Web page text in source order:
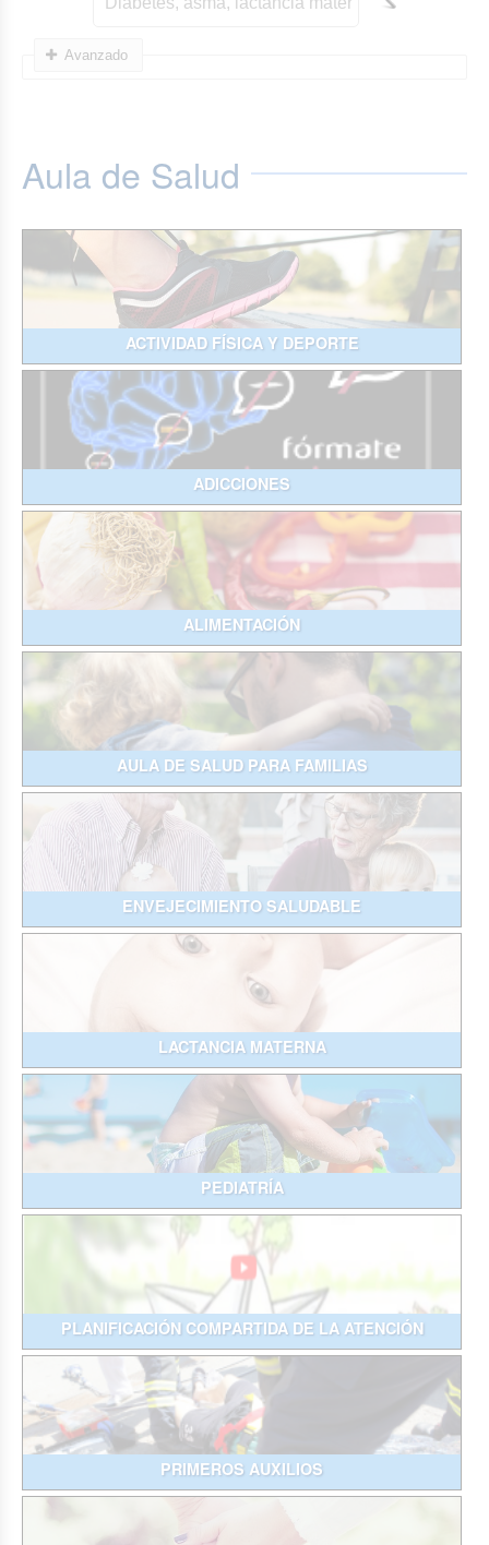
Avanzado
Aula de Salud
ACTIVIDAD FÍSICA Y DEPORTE
ADICCIONES
ALIMENTACIÓN
AULA DE SALUD PARA FAMILIAS
ENVEJECIMIENTO SALUDABLE
LACTANCIA MATERNA
PEDIATRÍA
PLANIFICACIÓN COMPARTIDA DE LA ATENCIÓN
PRIMEROS AUXILIOS